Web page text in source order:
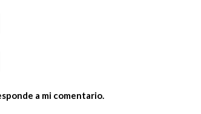
a mi comentario.